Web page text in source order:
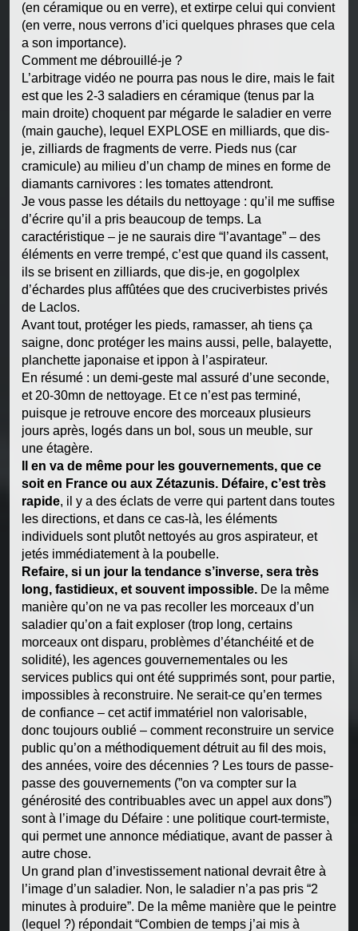
(en céramique ou en verre), et extirpe celui qui convient
(en verre, nous verrons d’ici quelques phrases que cela
a son importance).
Comment me débrouillé-je ?
L’arbitrage vidéo ne pourra pas nous le dire, mais le fait
est que les 2-3 saladiers en céramique (tenus par la
main droite) choquent par mégarde le saladier en verre
(main gauche), lequel EXPLOSE en milliards, que dis-
je, zilliards de fragments de verre. Pieds nus (car
cramicule) au milieu d’un champ de mines en forme de
diamants carnivores : les tomates attendront.
Je vous passe les détails du nettoyage : qu’il me suffise
d’écrire qu’il a pris beaucoup de temps. La
caractéristique – je ne saurais dire “l’avantage” – des
éléments en verre trempé, c’est que quand ils cassent,
ils se brisent en zilliards, que dis-je, en gogolplex
d’échardes plus affûtées que des cruciverbistes privés
de Laclos.
Avant tout, protéger les pieds, ramasser, ah tiens ça
saigne, donc protéger les mains aussi, pelle, balayette,
planchette japonaise et ippon à l’aspirateur.
En résumé : un demi-geste mal assuré d’une seconde,
et 20-30mn de nettoyage. Et ce n’est pas terminé,
puisque je retrouve encore des morceaux plusieurs
jours après, logés dans un bol, sous un meuble, sur
une étagère.
Il en va de même pour les gouvernements, que ce
soit en France ou aux Zétazunis. Défaire, c’est très
rapide, il y a des éclats de verre qui partent dans toutes
les directions, et dans ce cas-là, les éléments
individuels sont plutôt nettoyés au gros aspirateur, et
jetés immédiatement à la poubelle.
Refaire, si un jour la tendance s’inverse, sera très
long, fastidieux, et souvent impossible.De la même
manière qu’on ne va pas recoller les morceaux d’un
saladier qu’on a fait exploser (trop long, certains
morceaux ont disparu, problèmes d’étanchéité et de
solidité), les agences gouvernementales ou les
services publics qui ont été supprimés sont, pour partie,
impossibles à reconstruire. Ne serait-ce qu’en termes
de confiance – cet actif immatériel non valorisable,
donc toujours oublié – comment reconstruire un service
public qu’on a méthodiquement détruit au fil des mois,
des années, voire des décennies ? Les tours de passe-
passe des gouvernements (”on va compter sur la
générosité des contribuables avec un appel aux dons”)
sont à l’image du Défaire : une politique court-termiste,
qui permet une annonce médiatique, avant de passer à
autre chose.
Un grand plan d’investissement national devrait être à
l’image d’un saladier. Non, le saladier n’a pas pris “2
minutes à produire”. De la même manière que le peintre
(lequel ?) répondait “Combien de temps j’ai mis à